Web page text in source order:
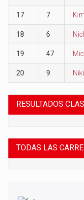
17 7
18 6
19 47
20 9
RESULTADOS
TODAS LAS